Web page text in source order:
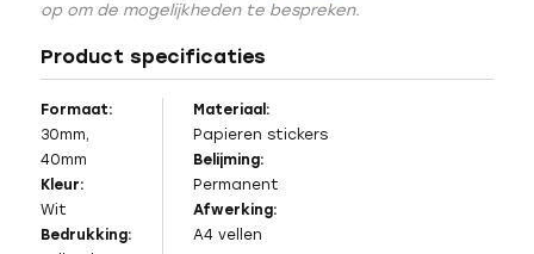
op om de mogelijkheden te bespreken.
Product specificaties
Formaat:
30mm,
40mm
Kleur:
Wit
Bedrukking:
Materiaal:
Papieren stickers
Belijming:
Permanent
Afwerking:
A4 vellen